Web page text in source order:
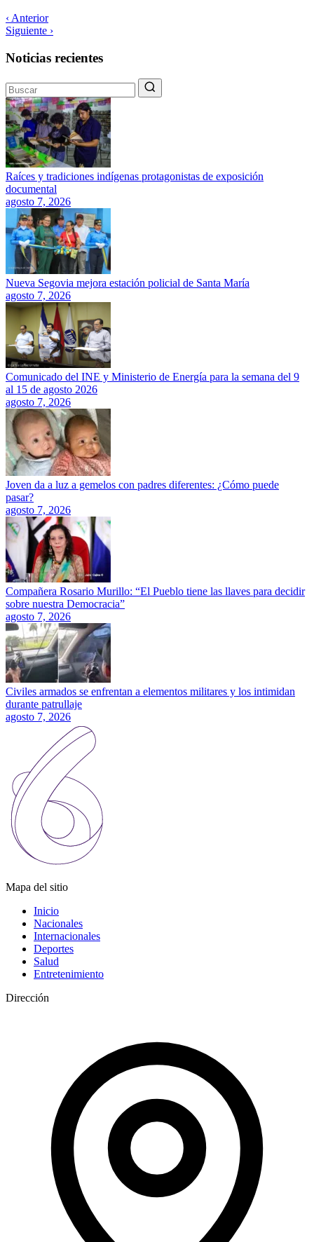
‹ Anterior
Siguiente ›
Noticias recientes
Raíces y tradiciones indígenas protagonistas de exposición
documental
agosto 7, 2026
Nueva Segovia mejora estación policial de Santa María
agosto 7, 2026
Comunicado del INE y Ministerio de Energía para la semana del 9
al 15 de agosto 2026
agosto 7, 2026
Joven da a luz a gemelos con padres diferentes: ¿Cómo puede
pasar?
agosto 7, 2026
Compañera Rosario Murillo: “El Pueblo tiene las llaves para decidir
sobre nuestra Democracia”
agosto 7, 2026
Civiles armados se enfrentan a elementos militares y los intimidan
durante patrullaje
agosto 7, 2026
Mapa del sitio
Inicio
Nacionales
Internacionales
Deportes
Salud
Entretenimiento
Dirección